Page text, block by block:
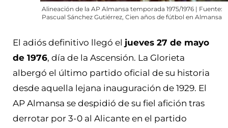
Alineación de la AP Almansa temporada 1975/1976 | Fuente:
Pascual Sánchez Gutiérrez, Cien años de fútbol en Almansa
El adiós definitivo llegó el jueves 27 de mayo
de 1976, día de la Ascensión. La Glorieta
albergó el último partido oficial de su historia
desde aquella lejana inauguración de 1929. El
AP Almansa se despidió de su fiel afición tras
derrotar por 3-0 al Alicante en el partido